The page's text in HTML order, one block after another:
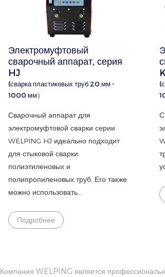
Электромуфтовый
сварочный аппарат, серия
HJ
(сварка пластиковых труб 20 мм -
1000 мм）
Сварочный аппарат для
электромуфтовой сварки серии
WELPING HJ идеально подходит
для стыковой сварки
полиэтиленовых и
полипропиленовых труб. Его также
можно использовать...
Подробнее
Компания WELPING является